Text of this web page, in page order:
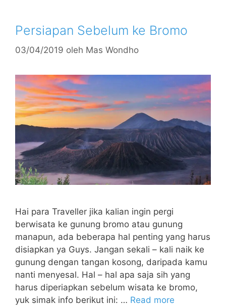
Persiapan Sebelum ke Bromo
03/04/2019 oleh Mas Wondho
Hai para Traveller jika kalian ingin pergi
berwisata ke gunung bromo atau gunung
manapun, ada beberapa hal penting yang harus
disiapkan ya Guys. Jangan sekali – kali naik ke
gunung dengan tangan kosong, daripada kamu
nanti menyesal. Hal – hal apa saja sih yang
harus diperiapkan sebelum wisata ke bromo,
yuk simak info berikut ini: … Read more